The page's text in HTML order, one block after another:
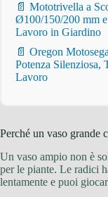
📄 Mototrivella a
Ø100/150/200 mm
Lavoro in Giardino
📄 Oregon
Potenza Silenziosa,
Lavoro
Perché un vaso grande
Un vaso ampio non è
per le piante. Le radici
lentamente e puoi